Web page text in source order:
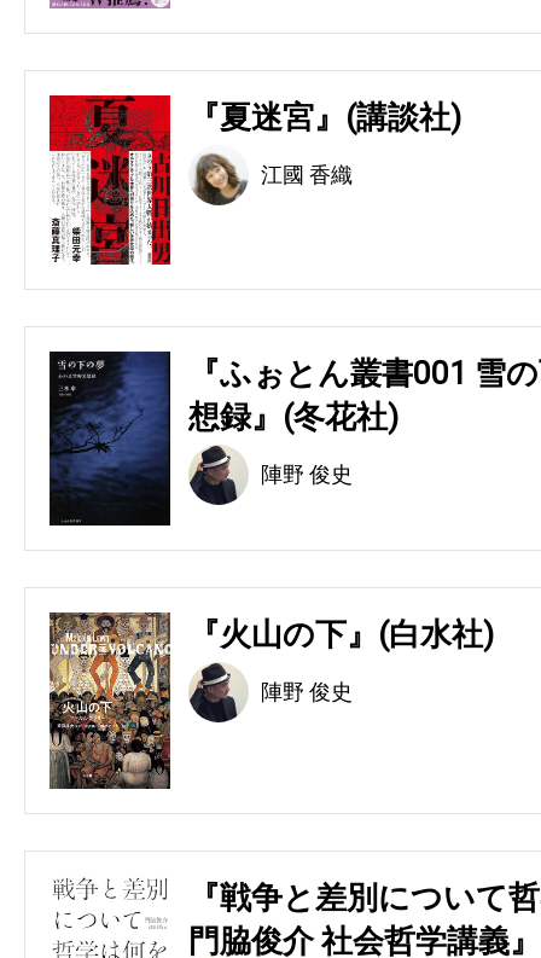
『夏迷宮』(講談社)
江國 香織
『ふぉとん叢書001 雪
想録』(冬花社)
陣野 俊史
『火山の下』(白水社)
陣野 俊史
『戦争と差別について
門脇俊介 社会哲学講義